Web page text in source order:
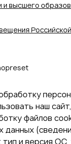
и высшего
наш
файлов
данных
и версия ОС,